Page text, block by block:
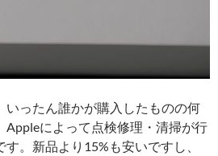
いったん誰かが購入したものの何
Appleによって点検修理・清掃が行
。新品より15%も安いですし、